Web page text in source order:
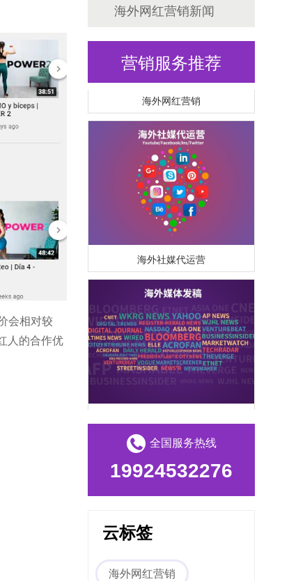
会相对较
人的合作优
海外网红营销新闻
营销服务推荐
海外社媒代运营
海外媒体PR/博客
Tiktok海外营销
全国服务热线
19924532276
云标签
海外网红营销